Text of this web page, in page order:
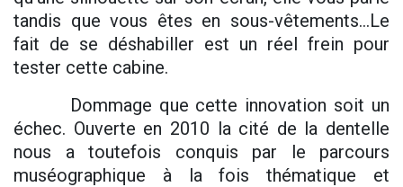
tandis que vous êtes en sous-vêtements...Le
fait de se déshabiller est un réel frein pour
tester cette cabine.
Dommage que cette innovation soit un
échec. Ouverte en 2010 la cité de la dentelle
nous a toutefois conquis par le parcours
muséographique à la fois thématique et